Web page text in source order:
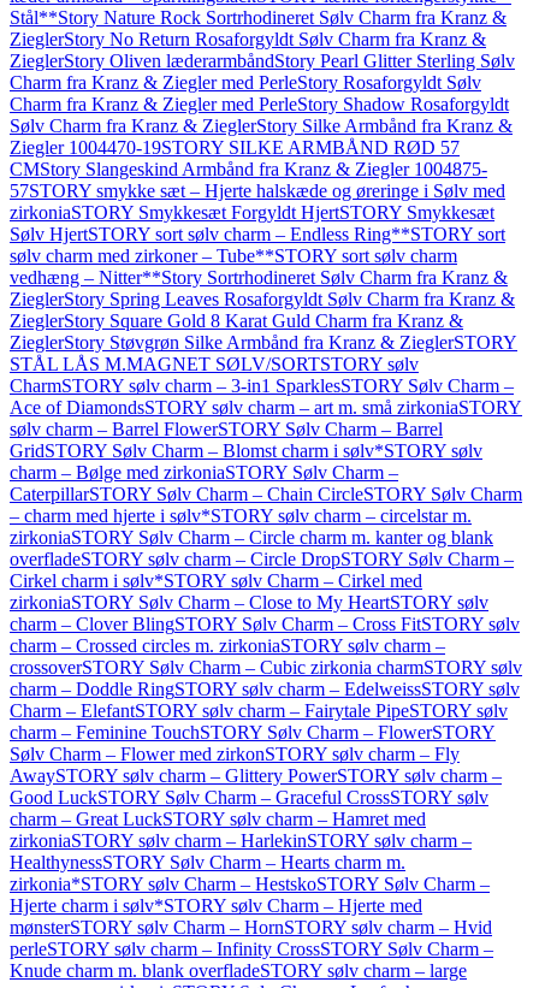
Stål**Story Nature Rock Sortrhodineret Sølv Charm fra Kranz &
ZieglerStory No Return Rosaforgyldt Sølv Charm fra Kranz &
ZieglerStory Oliven læderarmbåndStory Pearl Glitter Sterling Sølv
Charm fra Kranz & Ziegler med PerleStory Rosaforgyldt Sølv
Charm fra Kranz & Ziegler med PerleStory Shadow Rosaforgyldt
Sølv Charm fra Kranz & ZieglerStory Silke Armbånd fra Kranz &
Ziegler 1004470-19STORY SILKE ARMBÅND RØD 57
CMStory Slangeskind Armbånd fra Kranz & Ziegler 1004875-
57STORY smykke sæt – Hjerte halskæde og øreringe i Sølv med
zirkoniaSTORY Smykkesæt Forgyldt HjertSTORY Smykkesæt
Sølv HjertSTORY sort sølv charm – Endless Ring**STORY sort
sølv charm med zirkoner – Tube**STORY sort sølv charm
vedhæng – Nitter**Story Sortrhodineret Sølv Charm fra Kranz &
ZieglerStory Spring Leaves Rosaforgyldt Sølv Charm fra Kranz &
ZieglerStory Square Gold 8 Karat Guld Charm fra Kranz &
ZieglerStory Støvgrøn Silke Armbånd fra Kranz & ZieglerSTORY
STÅL LÅS M.MAGNET SØLV/SORTSTORY sølv
CharmSTORY sølv charm – 3-in1 SparklesSTORY Sølv Charm –
Ace of DiamondsSTORY sølv charm – art m. små zirkoniaSTORY
sølv charm – Barrel FlowerSTORY Sølv Charm – Barrel
GridSTORY Sølv Charm – Blomst charm i sølv*STORY sølv
charm – Bølge med zirkoniaSTORY Sølv Charm –
CaterpillarSTORY Sølv Charm – Chain CircleSTORY Sølv Charm
– charm med hjerte i sølv*STORY sølv charm – circelstar m.
zirkoniaSTORY Sølv Charm – Circle charm m. kanter og blank
overfladeSTORY sølv charm – Circle DropSTORY Sølv Charm –
Cirkel charm i sølv*STORY sølv Charm – Cirkel med
zirkoniaSTORY Sølv Charm – Close to My HeartSTORY sølv
charm – Clover BlingSTORY Sølv Charm – Cross FitSTORY sølv
charm – Crossed circles m. zirkoniaSTORY sølv charm –
crossoverSTORY Sølv Charm – Cubic zirkonia charmSTORY sølv
charm – Doddle RingSTORY sølv charm – EdelweissSTORY sølv
Charm – ElefantSTORY sølv charm – Fairytale PipeSTORY sølv
charm – Feminine TouchSTORY Sølv Charm – FlowerSTORY
Sølv Charm – Flower med zirkonSTORY sølv charm – Fly
AwaySTORY sølv charm – Glittery PowerSTORY sølv charm –
Good LuckSTORY Sølv Charm – Graceful CrossSTORY sølv
charm – Great LuckSTORY sølv charm – Hamret med
zirkoniaSTORY sølv charm – HarlekinSTORY sølv charm –
HealthynessSTORY Sølv Charm – Hearts charm m.
zirkonia*STORY sølv Charm – HestskoSTORY Sølv Charm –
Hjerte charm i sølv*STORY sølv Charm – Hjerte med
mønsterSTORY sølv Charm – HornSTORY sølv charm – Hvid
perleSTORY sølv charm – Infinity CrossSTORY Sølv Charm –
Knude charm m. blank overfladeSTORY sølv charm – large